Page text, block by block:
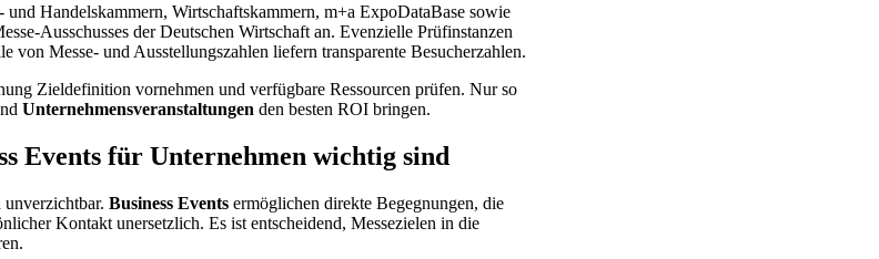
Handelskammern, Wirtschaftskammern, m+a ExpoDataBase sowie
Ausschusses der Deutschen Wirtschaft an. Evenzielle Prüfinstanzen
Messe- und Ausstellungszahlen liefern transparente Besucherzahlen.
Zieldefinition vornehmen und verfügbare Ressourcen prüfen. Nur so
Unternehmensveranstaltungen den besten ROI bringen.
Events für Unternehmen wichtig sind
unverzichtbar. Business Events ermöglichen direkte Begegnungen, die
Kontakt unersetzlich. Es ist entscheidend, Messezielen in die